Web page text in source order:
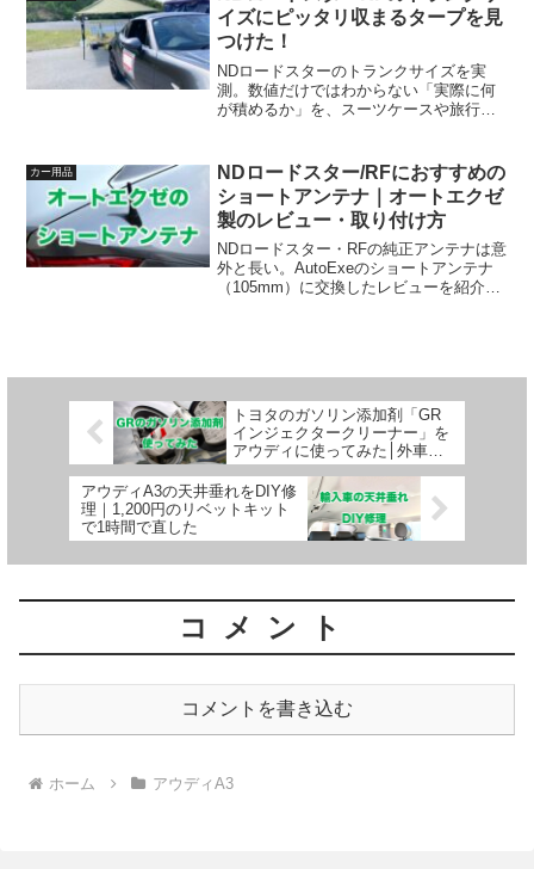
イズにピッタリ収まるタープを見
つけた！
NDロードスターのトランクサイズを実
測。数値だけではわからない「実際に何
が積めるか」を、スーツケースや旅行荷
する。
カー用品
NDロードスター/RFにおすすめの
ショートアンテナ｜オートエクゼ
製のレビュー・取り付け方
NDロードスター・RFの純正アンテナは意
外と長い。AutoExeのショートアンテナ
（105mm）に交換したレビューを紹介す
トヨタのガソリン添加剤「GR
インジェクタークリーナー」を
アウディに使ってみた│外車・
旧車にも効果はあるか
アウディA3の天井垂れをDIY修
理｜1,200円のリベットキット
で1時間で直した
コメント
コメントを書き込む
ホーム アウディA3